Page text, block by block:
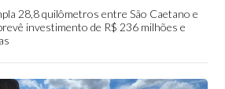
28,8 quilômetros entre São Caetano e
investimento de R$ 236 milhões e